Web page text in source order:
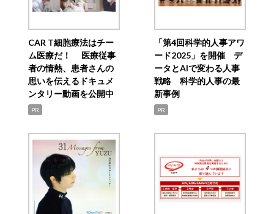
CAR T細胞療法はチー
ム医療だ！ 医療従事
者の情熱、患者さんの
思いを伝えるドキュメ
ンタリー動画を公開中
PR
「第4回科学的人事アワ
ード2025」を開催 デ
ータとAIで変わる人事
戦略 科学的人事の最
新事例
PR